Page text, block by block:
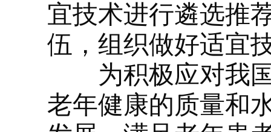
宜技术进行遴选推
伍，组织做好适宜
为积极应对我国
老年健康的质量和